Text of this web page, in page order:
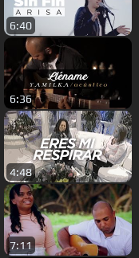
6:40
6:36
4:48
7:11